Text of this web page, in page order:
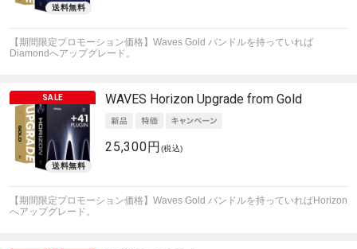
【期間限定プロモーション価格】Waves Gold バンドルを持っていれば
Diamondへアップグレード。
WAVES Horizon Upgrade from Gold
25,300円 (税込)
【期間限定プロモーション価格】Waves Gold バンドルを持っていればHorizon
へアップグレード。